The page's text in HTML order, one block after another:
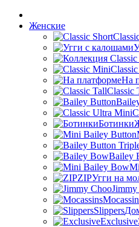
Женские
На
Classic
Ботинки
Bailey
ZIPУгги на
Slippers
Exclusive